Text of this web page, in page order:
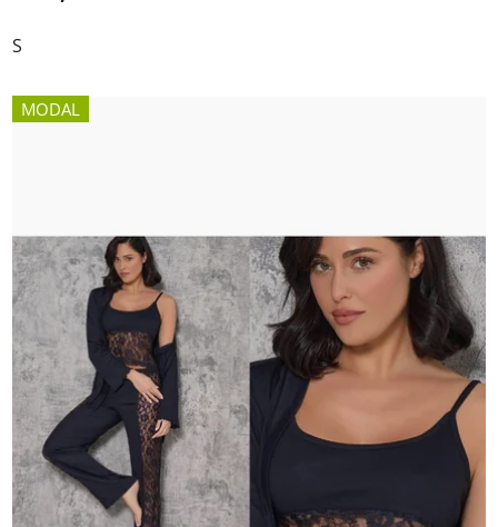
S
MODAL